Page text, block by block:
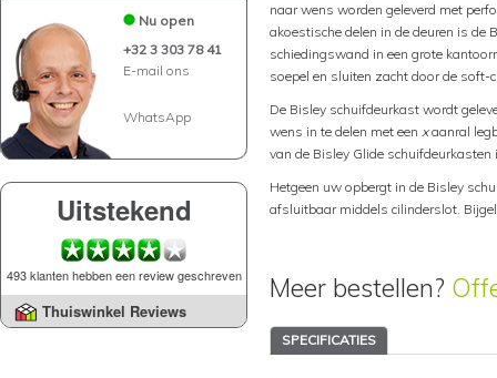
Nu open
+32 3 303 78 41
E-mail ons
WhatsApp
Uitstekend
493 klanten hebben een review geschreven
Thuiswinkel Reviews
naar wens worden geleverd met
akoestische delen in de deuren is
schiedingswand in een grote
soepel en sluiten zacht door de
De Bisley schuifdeurkast wordt
wens in te delen met een xaanral
van de Bisley Glide
Hetgeen uw opbergt in de Bisley
afsluitbaar middels cilinderslot.
Meer bestellen?
SPECIFICATIES